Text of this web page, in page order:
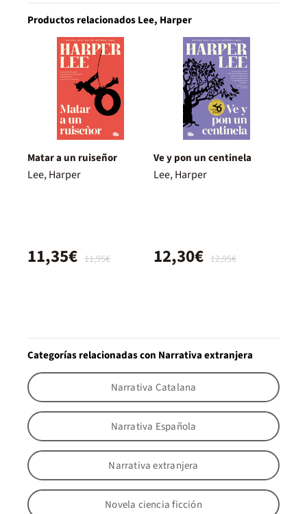
Productos relacionados Lee, Harper
Matar a un ruiseñor
Lee, Harper
11,95€
11,35€
Ve y pon un centinela
Lee, Harper
12,95€
12,30€
Categorías relacionadas con Narrativa extranjera
Narrativa Catalana
Narrativa Española
Narrativa extranjera
Novela ciencia ficción